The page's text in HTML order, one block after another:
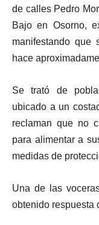
de calles Pedro
Bajo en Osorno,
manifestando que
hace
Se trató de
ubicado a un
reclaman que no
para alimentar a
medidas de
Una de las
obtenido respuesta